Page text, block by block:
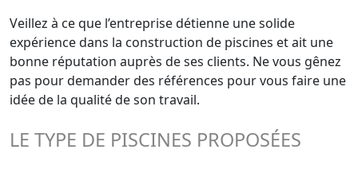
Veillez à ce que l’entreprise détienne une solide
expérience dans la construction de piscines et ait une
bonne réputation auprès de ses clients. Ne vous gênez
pas pour demander des références pour vous faire une
idée de la qualité de son travail.
LE TYPE DE PISCINES PROPOSÉES